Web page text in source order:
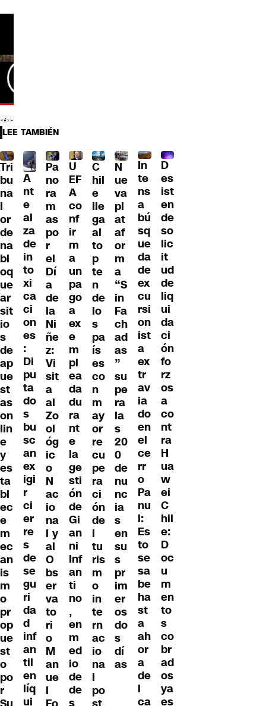
LEE TAMBIÉN
Tri
bu
na
l
or
de
na
bl
oq
ue
ar
sit
io
s
de
ap
ue
st
as
on
lin
e
y
es
ta
bl
ec
e
m
ec
an
is
m
o
pr
op
ue
st
o
po
r
A
nt
e
al
za
de
in
to
xi
ca
ci
on
es
:
Di
pu
ta
do
s
bu
sc
an
ex
igi
r
ci
er
re
s
de
se
gu
ri
da
d
inf
an
til
en
líq
ui
Pa
no
ra
m
as
po
r
el
Dí
a
de
la
Ni
ñe
z:
Vi
sit
a
al
Zo
ol
óg
ic
o
N
ac
io
na
l y
al
O
bs
er
va
to
ri
o
M
an
ue
l
U
EF
A
co
nf
ir
m
a
un
pa
go
a
ex
e
m
pl
ea
da
du
ra
nt
e
la
ge
sti
ón
de
Gi
an
ni
Inf
an
ti
no
,
en
m
ed
io
de
de
s
C
hil
e
lle
ga
al
to
p
te
n
de
lo
s
pa
ís
es
co
n
m
ay
or
re
cu
pe
ra
ci
ón
de
l
tu
ris
m
o
in
te
rn
ac
io
na
l
po
N
ue
va
pl
at
af
or
m
a
“S
in
Fa
ch
ad
as
”
su
pe
ra
la
s
20
0
de
nu
nc
ia
s
en
su
s
pr
im
er
os
do
s
dí
as
In
te
ns
a
bú
sq
ue
da
de
ex
cu
rsi
on
ist
a
ex
tr
av
ia
do
en
el
ce
rr
o
Pa
nu
l:
Es
to
se
sa
be
ha
st
a
ah
or
a
de
l
ca
D
es
ist
en
de
so
lic
it
ud
de
liq
ui
da
ci
ón
fo
rz
os
a
co
nt
ra
H
ua
w
ei
C
hil
e:
D
oc
u
m
en
to
s
co
br
ad
os
ya
es